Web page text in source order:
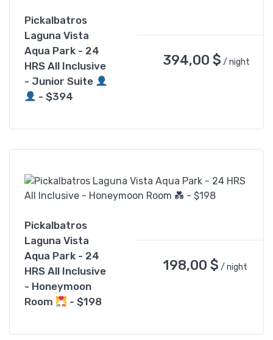
Pickalbatros
Laguna Vista
Aqua Park - 24
HRS All Inclusive
- Junior Suite
- $394
394,00 $ / night
Pickalbatros
Laguna Vista
Aqua Park - 24
HRS All Inclusive
- Honeymoon
Room
- $198
198,00 $ / night